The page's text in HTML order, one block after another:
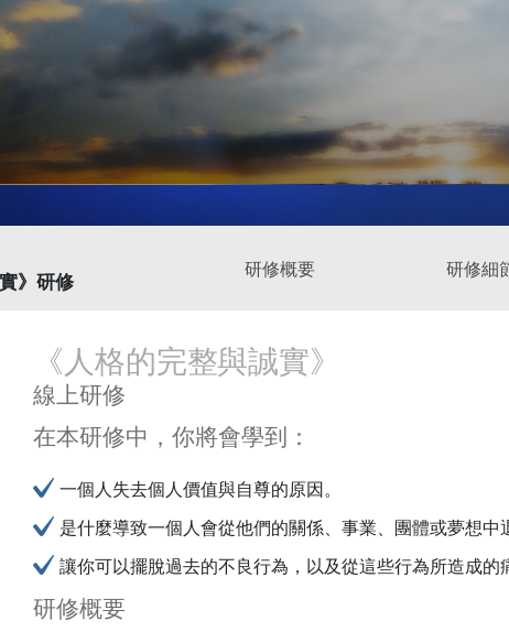
》研修
研修概要 研修細
《人格的完整與誠實》
線上研修
在本研修中，你將會學到：
一個人失去個人價值與自尊的原因。
是什麼導致一個人會從他們的關係、事業、團體或夢想中
讓你可以擺脫過去的不良行為，以及從這些行為所造成的
研修概要